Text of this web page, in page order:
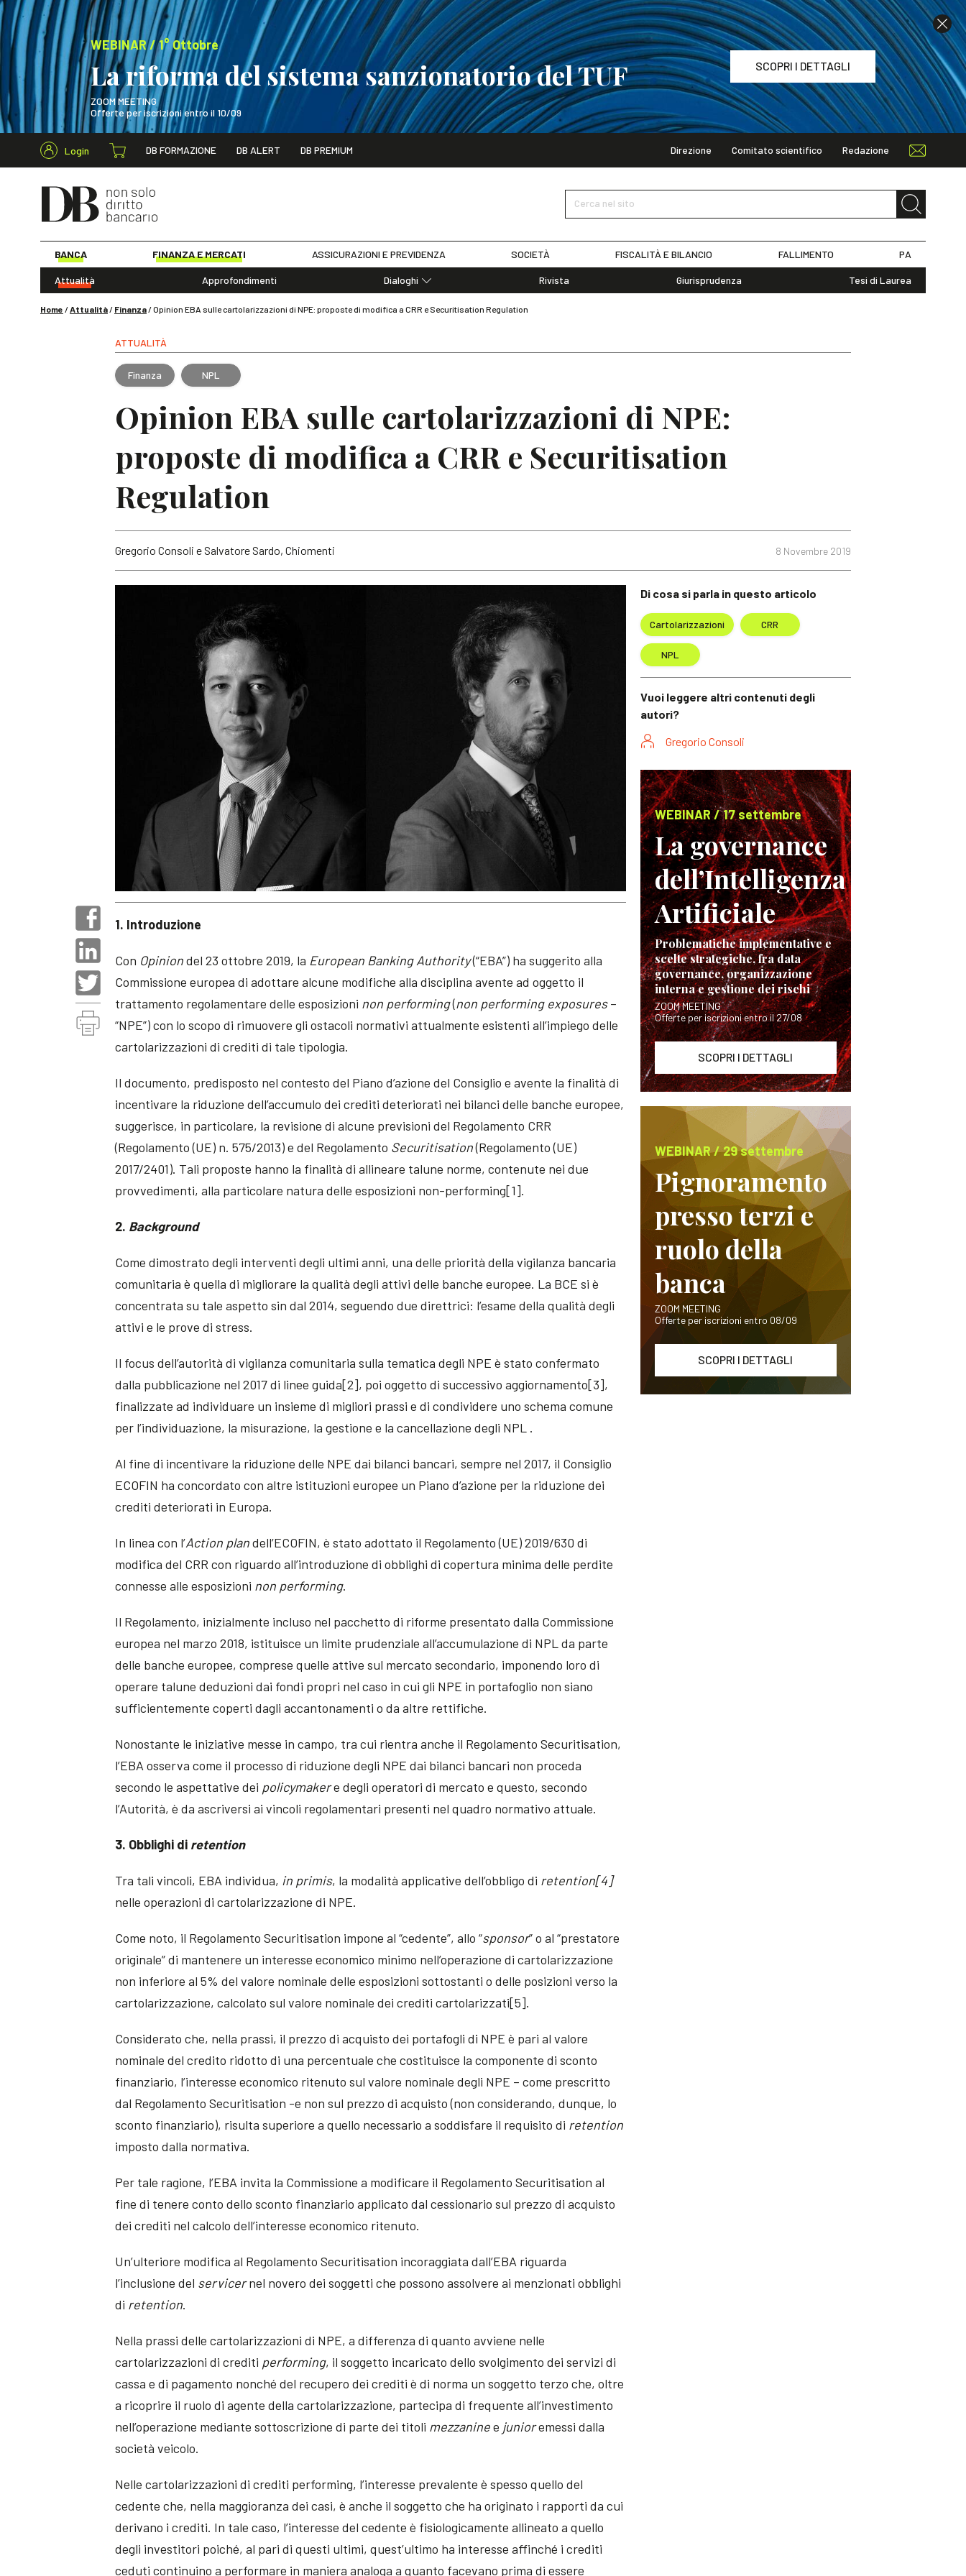
WEBINAR / 1° Ottobre
La riforma del sistema sanzionatorio del TUF
ZOOM MEETING
Offerte per iscrizioni entro il 10/09
SCOPRI I DETTAGLI
WEBINAR / 1° Ottobre
Login DB FORMAZIONE DB ALERT DB PREMIUM Direzione Comitato scientifico Redazione
Cerca nel sito
BANCA FINANZA E MERCATI ASSICURAZIONI E PREVIDENZA SOCIETÀ FISCALITÀ E BILANCIO FALLIMENTO PA
Attualità Approfondimenti
Dialoghi
Rivista Giurisprudenza Tesi di Laurea
Home /Attualità/ Finanza/Opinion EBA sulle cartolarizzazioni di NPE: proposte di modifica a CRR e Securitisation Regulation
ATTUALITÀ
Finanza NPL
Opinion EBA sulle cartolarizzazioni di NPE:
proposte di modifica a CRR e Securitisation
Regulation
8 Novembre 2019
Gregorio Consoli e Salvatore Sardo, Chiomenti
1. Introduzione
Con Opiniondel 23 ottobre 2019, la European Banking Authority(“EBA”) ha suggerito alla
Commissione europea di adottare alcune modifiche alla disciplina avente ad oggetto il
trattamento regolamentare delle esposizioni non performing(non performing exposures–
“NPE”) con lo scopo di rimuovere gli ostacoli normativi attualmente esistenti all’impiego delle
cartolarizzazioni di crediti di tale tipologia.
Il documento, predisposto nel contesto del Piano d’azione del Consiglio e avente la finalità di
incentivare la riduzione dell’accumulo dei crediti deteriorati nei bilanci delle banche europee,
suggerisce, in particolare, la revisione di alcune previsioni del Regolamento CRR
(Regolamento (UE) n. 575/2013) e del Regolamento Securitisation(Regolamento (UE)
2017/2401). Tali proposte hanno la finalità di allineare talune norme, contenute nei due
provvedimenti, alla particolare natura delle esposizioni non-performing[1].
2. Background
Come dimostrato degli interventi degli ultimi anni, una delle priorità della vigilanza bancaria
comunitaria è quella di migliorare la qualità degli attivi delle banche europee. La BCE si è
concentrata su tale aspetto sin dal 2014, seguendo due direttrici: l’esame della qualità degli
attivi e le prove di stress.
Il focus dell’autorità di vigilanza comunitaria sulla tematica degli NPE è stato confermato
dalla pubblicazione nel 2017 di linee guida[2], poi oggetto di successivo aggiornamento[3],
finalizzate ad individuare un insieme di migliori prassi e di condividere uno schema comune
per l’individuazione, la misurazione, la gestione e la cancellazione degli NPL .
Al fine di incentivare la riduzione delle NPE dai bilanci bancari, sempre nel 2017, il Consiglio
ECOFIN ha concordato con altre istituzioni europee un Piano d’azione per la riduzione dei
crediti deteriorati in Europa.
In linea con l’Action plandell’ECOFIN, è stato adottato il Regolamento (UE) 2019/630 di
modifica del CRR con riguardo all’introduzione di obblighi di copertura minima delle perdite
connesse alle esposizioni non performing.
Il Regolamento, inizialmente incluso nel pacchetto di riforme presentato dalla Commissione
europea nel marzo 2018, istituisce un limite prudenziale all’accumulazione di NPL da parte
delle banche europee, comprese quelle attive sul mercato secondario, imponendo loro di
operare talune deduzioni dai fondi propri nel caso in cui gli NPE in portafoglio non siano
sufficientemente coperti dagli accantonamenti o da altre rettifiche.
Nonostante le iniziative messe in campo, tra cui rientra anche il Regolamento Securitisation,
l’EBA osserva come il processo di riduzione degli NPE dai bilanci bancari non proceda
secondo le aspettative dei policymakere degli operatori di mercato e questo, secondo
l’Autorità, è da ascriversi ai vincoli regolamentari presenti nel quadro normativo attuale.
3. Obblighi di retention
Tra tali vincoli, EBA individua, in primis, la modalità applicative dell’obbligo di retention[4]
nelle operazioni di cartolarizzazione di NPE.
Come noto, il Regolamento Securitisation impone al “cedente”, allo “sponsor” o al “prestatore
originale” di mantenere un interesse economico minimo nell’operazione di cartolarizzazione
non inferiore al 5% del valore nominale delle esposizioni sottostanti o delle posizioni verso la
cartolarizzazione, calcolato sul valore nominale dei crediti cartolarizzati[5].
Considerato che, nella prassi, il prezzo di acquisto dei portafogli di NPE è pari al valore
nominale del credito ridotto di una percentuale che costituisce la componente di sconto
finanziario, l’interesse economico ritenuto sul valore nominale degli NPE – come prescritto
dal Regolamento Securitisation -e non sul prezzo di acquisto (non considerando, dunque, lo
sconto finanziario), risulta superiore a quello necessario a soddisfare il requisito di retention
imposto dalla normativa.
Per tale ragione, l’EBA invita la Commissione a modificare il Regolamento Securitisation al
fine di tenere conto dello sconto finanziario applicato dal cessionario sul prezzo di acquisto
dei crediti nel calcolo dell’interesse economico ritenuto.
Un’ulteriore modifica al Regolamento Securitisation incoraggiata dall’EBA riguarda
l’inclusione del servicernel novero dei soggetti che possono assolvere ai menzionati obblighi
di retention.
Nella prassi delle cartolarizzazioni di NPE, a differenza di quanto avviene nelle
cartolarizzazioni di crediti performing, il soggetto incaricato dello svolgimento dei servizi di
cassa e di pagamento nonché del recupero dei crediti è di norma un soggetto terzo che, oltre
a ricoprire il ruolo di agente della cartolarizzazione, partecipa di frequente all’investimento
nell’operazione mediante sottoscrizione di parte dei titoli mezzaninee junioremessi dalla
società veicolo.
Nelle cartolarizzazioni di crediti performing, l’interesse prevalente è spesso quello del
cedente che, nella maggioranza dei casi, è anche il soggetto che ha originato i rapporti da cui
derivano i crediti. In tale caso, l’interesse del cedente è fisiologicamente allineato a quello
degli investitori poiché, al pari di questi ultimi, quest’ultimo ha interesse affinché i crediti
ceduti continuino a performare in maniera analoga a quanto facevano prima di essere
Di cosa si parla in questo articolo
Cartolarizzazioni CRR
NPL
Vuoi leggere altri contenuti degli
autori?
Gregorio Consoli
WEBINAR / 17 settembre
La governance
dell’Intelligenza
Artificiale
Problematiche implementative e
scelte strategiche, fra data
governance, organizzazione
interna e gestione dei rischi
ZOOM MEETING
Offerte per iscrizioni entro il 27/08
SCOPRI I DETTAGLI
WEBINAR / 29 settembre
Pignoramento
presso terzi e
ruolo della
banca
ZOOM MEETING
Offerte per iscrizioni entro 08/09
SCOPRI I DETTAGLI